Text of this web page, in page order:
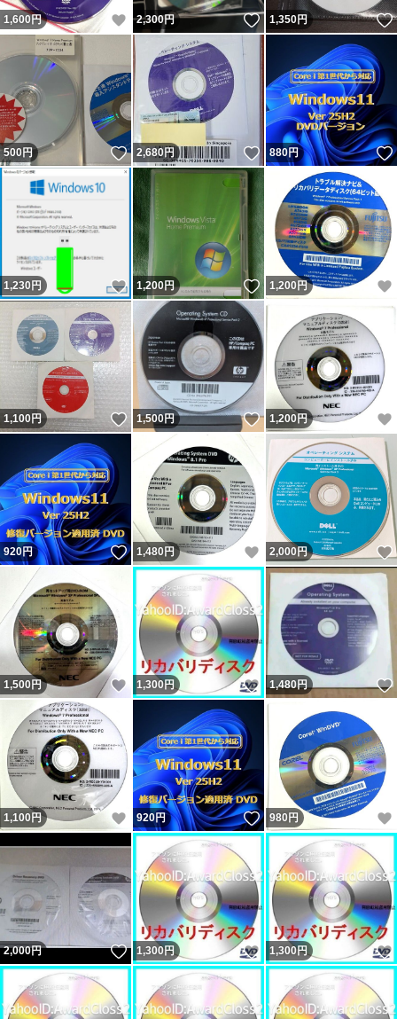
1,600 円 いいね！
2,300円 いいね！
1,350円
500円 いいね！
2,680円 いいね！
880円
1,230 円 いいね！
1,200円 いいね！
1,200 円
1,100円 いいね！
1,500円 いいね！
1,200円
920円 いいね！
1,480円 いいね！
2,000円
1,500円 いいね！
1,300円 いいね！
1,480円
1,100円 いいね！
920円 いいね！
980 円
2,000円 いいね！
1,300円 いいね！
1,300円